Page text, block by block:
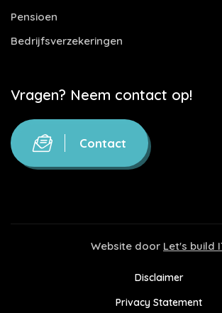
Pensioen
Bedrijfsverzekeringen
Vragen? Neem contact op!
Contact
Website door Let's build
Disclaimer
Privacy Statement